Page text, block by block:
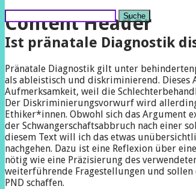
Content Header
Suche
Ist pränatale Diagnostik
Pränatale Diagnostik gilt unter
als ableistisch und diskriminierend.
Aufmerksamkeit, weil die
Der Diskriminierungsvorwurf wird
Ethiker*innen. Obwohl sich das Argument
der Schwangerschaftsabbruch nach einer
diesem Text will ich das etwas
nachgehen. Dazu ist eine Reflexion über
nötig wie eine Präzisierung des
weiterführende Fragestellungen und
PND schaffen.